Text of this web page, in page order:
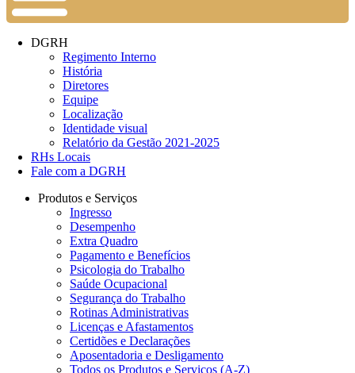
DGRH
Regimento Interno
História
Diretores
Equipe
Localização
Identidade visual
Relatório da Gestão 2021-2025
RHs Locais
Fale com a DGRH
Produtos e Serviços
Ingresso
Desempenho
Extra Quadro
Pagamento e Benefícios
Psicologia do Trabalho
Saúde Ocupacional
Segurança do Trabalho
Rotinas Administrativas
Licenças e Afastamentos
Certidões e Declarações
Aposentadoria e Desligamento
Todos os Produtos e Serviços (A-Z)